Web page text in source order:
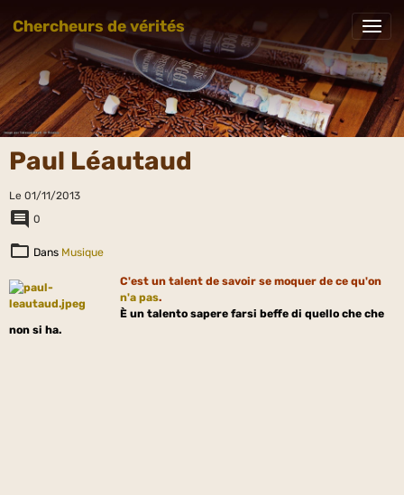
Chercheurs de vérités
Paul Léautaud
Le 01/11/2013
0
Dans Musique
C'est un talent de savoir se moquer de ce qu'on
n'a pas.
È un talento sapere farsi beffe di quello che che
non si ha.